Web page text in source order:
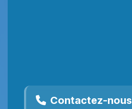
Contactez-nous